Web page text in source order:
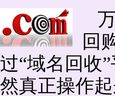
回
过“域名回收
然真正操作